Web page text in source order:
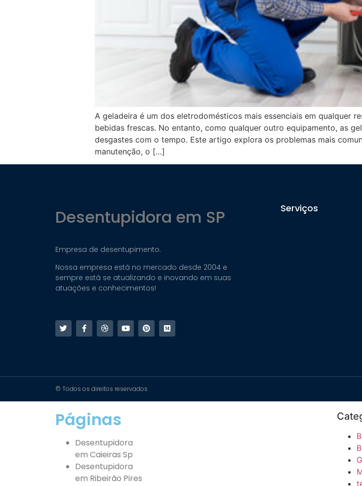
A geladeira é um dos eletrodomésticos mais essenciais em qualquer
bebidas frescas. No entanto, como qualquer outro equipamento, as
desgastes com o tempo. Este artigo explora os problemas mais
manutenção, o […]
Desentupidora em SP
Empresa de desentupimento.
Nossa empresa está no mercado desde 2004 e
sempre está se atualizando e inovando em suas
atuações e conhecimentos!
Serviços
© Todos os direitos reservados
Páginas
Desentupidora
em Caieiras Sp
Desentupidora
em Ribeirão Pires